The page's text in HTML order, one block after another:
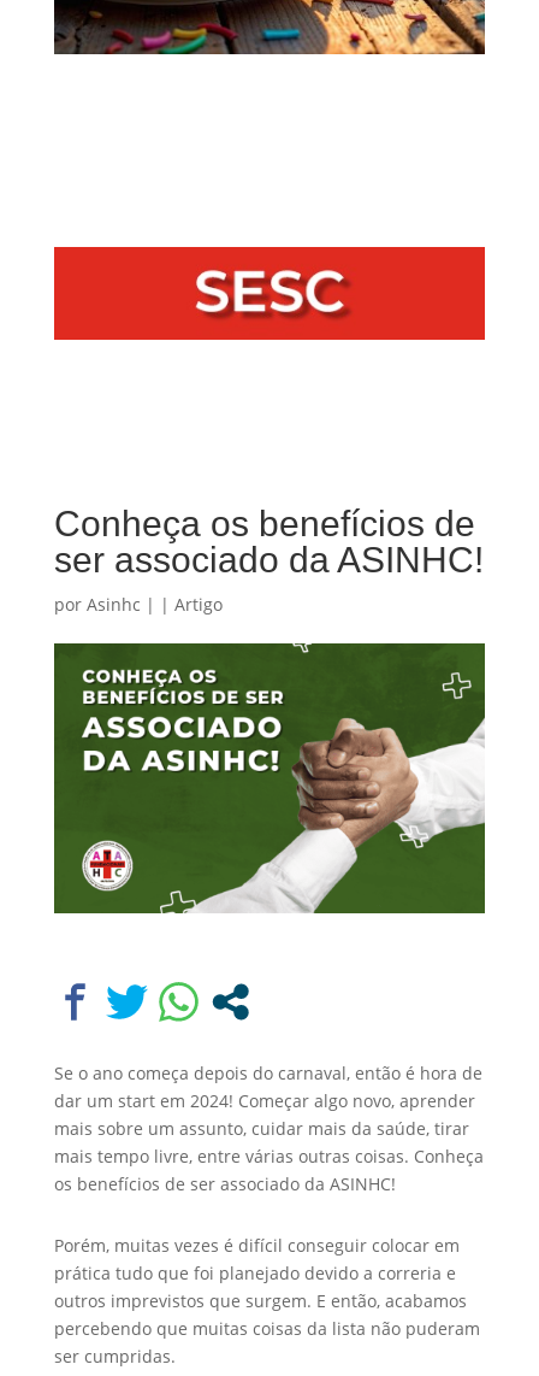
Conheça os benefícios de
ser associado da ASINHC!
por Asinhc | | Artigo
Se o ano começa depois do carnaval, então é hora de
dar um start em 2024! Começar algo novo, aprender
mais sobre um assunto, cuidar mais da saúde, tirar
mais tempo livre, entre várias outras coisas. Conheça
os benefícios de ser associado da ASINHC!
Porém, muitas vezes é difícil conseguir colocar em
prática tudo que foi planejado devido a correria e
outros imprevistos que surgem. E então, acabamos
percebendo que muitas coisas da lista não puderam
ser cumpridas.